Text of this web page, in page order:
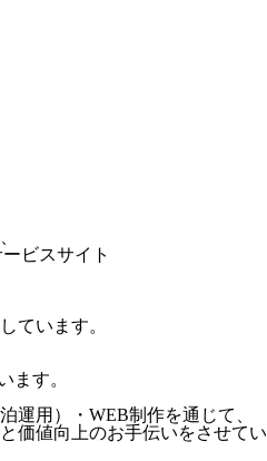
ビスサイト
ています。
ます。
運用）・WEB制作を通じて、
価値向上のお手伝いをさせてい